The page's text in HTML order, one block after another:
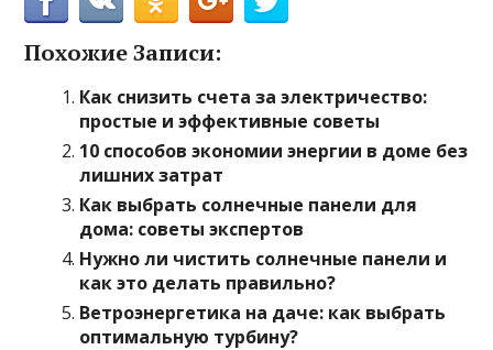
Похожие Записи:
Как снизить счета за электричество:
простые и эффективные советы
10 способов экономии энергии в доме без
лишних затрат
Как выбрать солнечные панели для
дома: советы экспертов
Нужно ли чистить солнечные панели и
как это делать правильно?
Ветроэнергетика на даче: как выбрать
оптимальную турбину?